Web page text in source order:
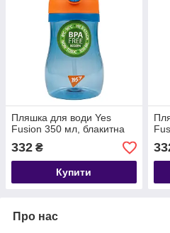
Пляшка для води Yes
Fusion 350 мл, блакитна
332 ₴
Купити
Про нас